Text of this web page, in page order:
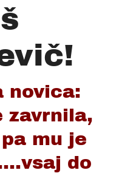
novica:
zavrnila,
mu je
do